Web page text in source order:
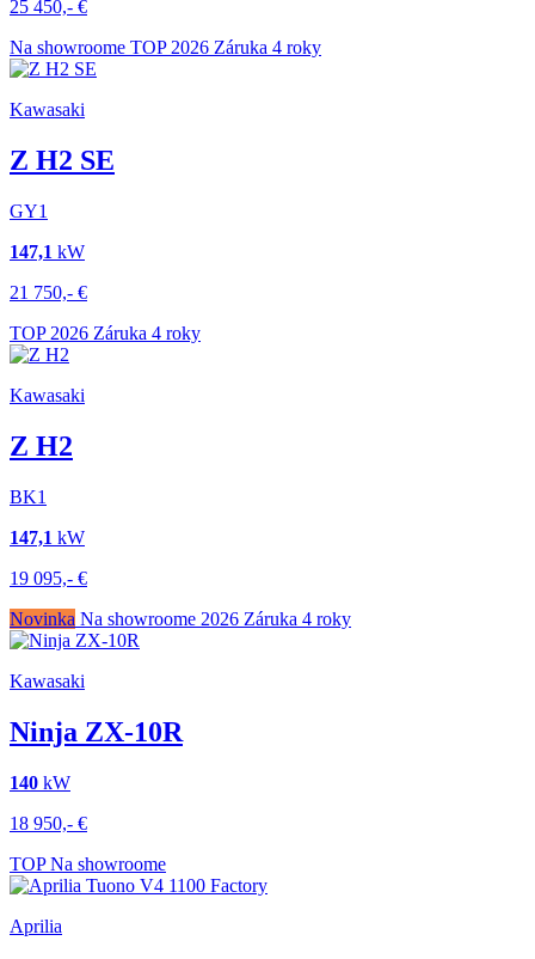
25 450,- €
Na showroome TOP 2026 Záruka 4 roky
Kawasaki
Z H2 SE
GY1
147,1 kW
21 750,- €
TOP 2026 Záruka 4 roky
Kawasaki
Z H2
BK1
147,1 kW
19 095,- €
Novinka Na showroome 2026 Záruka 4 roky
Kawasaki
Ninja ZX-10R
140 kW
18 950,- €
TOP Na showroome
Aprilia